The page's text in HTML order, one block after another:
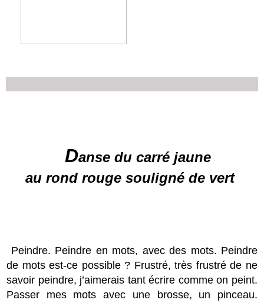
Danse du carré jaune
au rond rouge souligné de vert
Peindre. Peindre en mots, avec des mots. Peindre
de mots est-ce possible ? Frustré, très frustré de ne
savoir peindre, j’aimerais tant écrire comme on peint.
Passer mes mots avec une brosse, un pinceau.